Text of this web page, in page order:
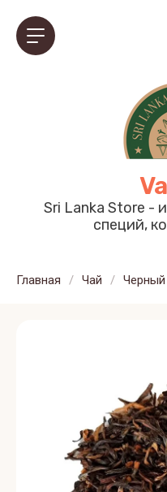
Sri Lanka Store -
специй,
Главная / Чай / Черный